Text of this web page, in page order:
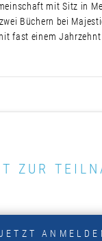
mit Sitz in
Büchern bei
fast einem
ZUR